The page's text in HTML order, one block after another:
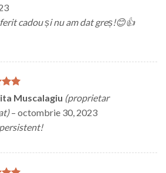
cadou și nu am dat greș!😊👍
la5
Muscalagiu (proprietar
– octombrie 30, 2023